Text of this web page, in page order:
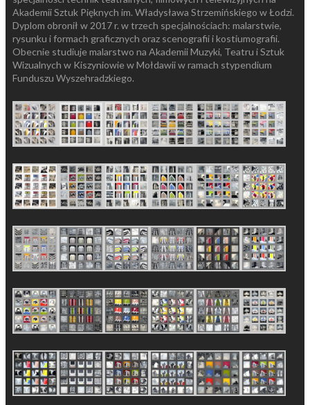
Akademii Sztuk Pięknych im. Władysława Strzemińskiego w Łodzi.
Dyplom obronił w 2017 r. w trzech specjalnościach: malarstwie,
rysunku i formach graficznych oraz scenografii i kostiumografii.
Obecnie studiuje malarstwo na Akademii Muzyki, Teatru i Sztuk
Wizualnych w Kiszyniowie w Mołdawii w ramach stypendium
Funduszu Wyszehradzkiego.